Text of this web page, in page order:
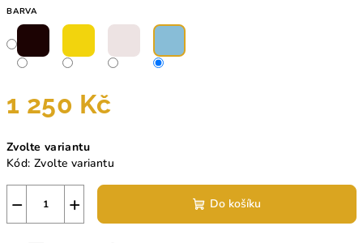
BARVA
1 250 Kč
cena:
Zvolte variantu
Kód: Zvolte variantu
+
− Do košíku